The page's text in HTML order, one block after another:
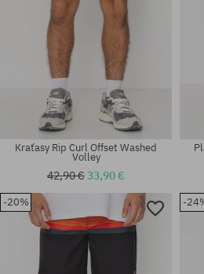
Dostupné veľkosti:
Kraťasy Rip Curl Offset Washed
Volley
42,90 €33,90 €
-20% -